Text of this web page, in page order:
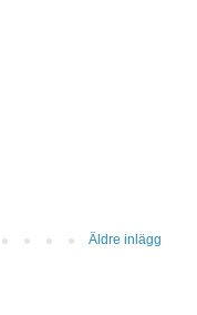
Äldre inlägg